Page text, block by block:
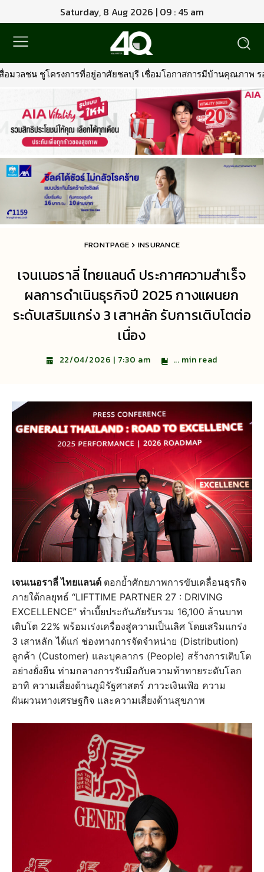
Saturday, 8 Aug 2026 | 09 : 45 am
เชื่อมโอกาสการมีบ้านคุณภาพ รองรับการเติบโตพื้นที่ EEC•พรู
FRONTPAGE INSURANCE
เจนเนอราลี่ ไทยแลนด์ ประกาศความสำเร็จ
ผลการดำเนินธุรกิจปี 2025 กางแผนยก
ระดับเสริมแกร่ง 3 เสาหลัก รับการเติบโตต่อ
เนื่อง
22/04/2026 | 7:30 am ... min read
เจนเนอราลี่ ไทยแลนด์ ตอกย้ำศักยภาพการขับเคลื่อนธุรกิจ
ภายใต้กลยุทธ์ “LIFTTIME PARTNER 27 : DRIVING
EXCELLENCE” ทำเบี้ยประกันภัยรับรวม 16,100 ล้านบาท
เติบโต 22% พร้อมเร่งเครื่องสู่ความเป็นเลิศ โดยเสริมแกร่ง
3 เสาหลัก ได้แก่ ช่องทางการจัดจำหน่าย (Distribution)
ลูกค้า (Customer) และบุคลากร (People) สร้างการเติบโต
อย่างยั่งยืน ท่ามกลางการรับมือกับความท้าทายระดับโลก
อาทิ ความเสี่ยงด้านภูมิรัฐศาสตร์ ภาวะเงินเฟ้อ ความ
ผันผวนทางเศรษฐกิจ และความเสี่ยงด้านสุขภาพ